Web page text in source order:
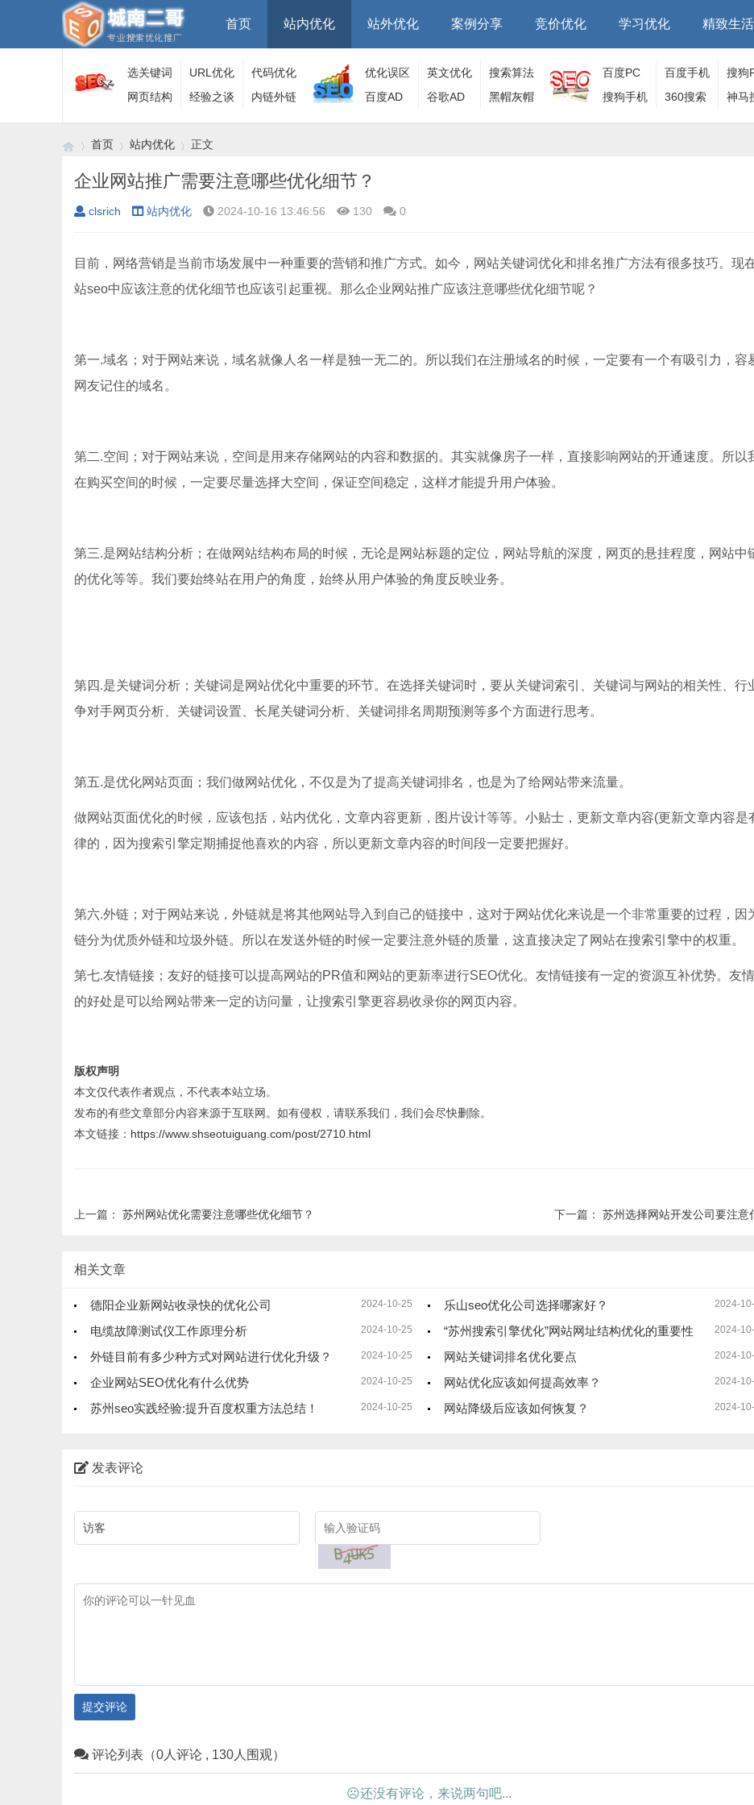
首页 站内优化 站外优化 案例分享 竞价优化 学习优化 精致生活
选关键词 URL优化
代码优化
网页结构
经验之谈 内链外链
优化误区 英文优化
搜索算法
百度AD
谷歌AD 黑帽灰帽
百度PC
端
百度手机
端
搜狗
端
搜狗手机
端
360搜索 神马
›
首页
›
站内优化
›
正文
企业网站推广需要注意哪些优化细节？
clsrich 站内优化 2024-10-16 13:46:56 130 0
目前，网络营销是当前市场发展中一种重要的营销和推广方式。如今，网站关键词优化和排名推广方法有很多技巧。现
站seo中应该注意的优化细节也应该引起重视。那么企业网站推广应该注意哪些优化细节呢？
第一.域名；对于网站来说，域名就像人名一样是独一无二的。所以我们在注册域名的时候，一定要有一个有吸引力，容
网友记住的域名。
第二.空间；对于网站来说，空间是用来存储网站的内容和数据的。其实就像房子一样，直接影响网站的开通速度。所以
在购买空间的时候，一定要尽量选择大空间，保证空间稳定，这样才能提升用户体验。
第三.是网站结构分析；在做网站结构布局的时候，无论是网站标题的定位，网站导航的深度，网页的悬挂程度，网站中
的优化等等。我们要始终站在用户的角度，始终从用户体验的角度反映业务。
第四.是关键词分析；关键词是网站优化中重要的环节。在选择关键词时，要从关键词索引、关键词与网站的相关性、行
争对手网页分析、关键词设置、长尾关键词分析、关键词排名周期预测等多个方面进行思考。
第五.是优化网站页面；我们做网站优化，不仅是为了提高关键词排名，也是为了给网站带来流量。
做网站页面优化的时候，应该包括，站内优化，文章内容更新，图片设计等等。小贴士，更新文章内容(更新文章内容是
律的，因为搜索引擎定期捕捉他喜欢的内容，所以更新文章内容的时间段一定要把握好。
第六.外链；对于网站来说，外链就是将其他网站导入到自己的链接中，这对于网站优化来说是一个非常重要的过程，因
链分为优质外链和垃圾外链。所以在发送外链的时候一定要注意外链的质量，这直接决定了网站在搜索引擎中的权重。
第七.友情链接；友好的链接可以提高网站的PR值和网站的更新率进行SEO优化。友情链接有一定的资源互补优势。友
的好处是可以给网站带来一定的访问量，让搜索引擎更容易收录你的网页内容。
版权声明
本文仅代表作者观点，不代表本站立场。
发布的有些文章部分内容来源于互联网。如有侵权，请联系我们，我们会尽快删除。
本文链接： https://www.shseotuiguang.com/post/2710.html
上一篇： 苏州网站优化需要注意哪些优化细节？ 下一篇： 苏州选择网站开发公司要注意
相关文章
2024-10-25
德阳企业新网站收录快的优化公司 2024-
乐山seo优化公司选择哪家好？
2024-10-25
电缆故障测试仪工作原理分析 2024-
“苏州搜索引擎优化”网站网址结构优化的重要性
2024-10-25
外链目前有多少种方式对网站进行优化升级？ 2024-
网站关键词排名优化要点
2024-10-25
企业网站SEO优化有什么优势 2024-
网站优化应该如何提高效率？
2024-10-25
苏州seo实践经验:提升百度权重方法总结！ 2024-
网站降级后应该如何恢复？
发表评论
提交评论
评论列表（0人评论 , 130人围观）
☹还没有评论，来说两句吧...